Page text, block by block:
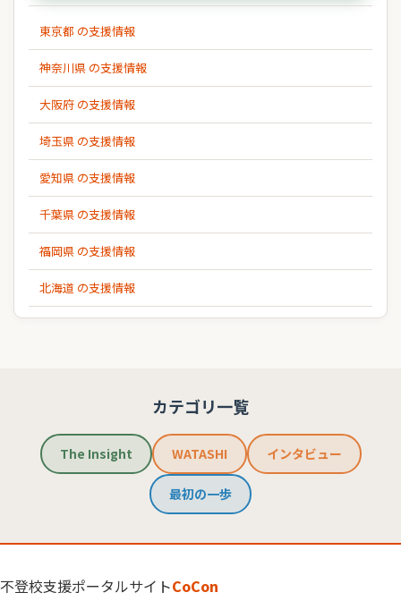
東京都 の支援情報
神奈川県 の支援情報
大阪府 の支援情報
埼玉県 の支援情報
愛知県 の支援情報
千葉県 の支援情報
福岡県 の支援情報
北海道 の支援情報
カテゴリ一覧
The Insight WATASHI インタビュー
最初の一歩
不登校支援ポータルサイトCoCon